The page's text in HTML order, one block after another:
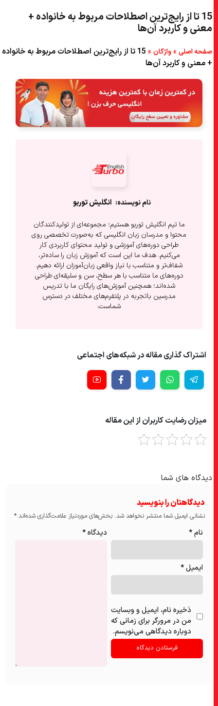
15 تا از رایج‌ترین اصطلاحات مربوط به خانواده +
معنی و کاربرد آن‌ها
صفحه اصلی»واژگان»
15 تا از رایج‌ترین اصطلاحات مربوط به خانواده
+ معنی و کاربرد آن‌ها
انگلیش‌ توربو
ما تیم انگلیش توربو هستیم؛ مجموعه‌ای از تولیدکنندگان
محتوا و مدرسان زبان انگلیسی که به‌صورت تخصصی روی
طراحی دوره‌های آموزشی و تولید محتوای کاربردی کار
می‌کنیم. هدف ما این است که آموزش زبان را ساده‌تر،
شفاف‌تر و متناسب با نیاز واقعی زبان‌آموزان ارائه دهیم.
دوره‌های ما متناسب با هر سطح، سن و سلیقه‌ای طراحی
شده‌اند؛ همچنین آموزش‌های رایگان ما با تدریس
مدرسین باتجربه در پلتفرم‌های مختلف در دسترس
شماست.
اشتراک گذاری مقاله در شبکه‌های اجتماعی
میزان رضایت کاربران از این مقاله
دیدگاه های شما
دیدگاهتان را بنویسید
نشانی ایمیل شما منتشر نخواهد شد. بخش‌های موردنیاز علامت‌گذاری شده‌اند*
دیدگاه* نام*
ایمیل*
ذخیره نام، ایمیل و وبسایت
من در مرورگر برای زمانی که
دوباره دیدگاهی می‌نویسم.